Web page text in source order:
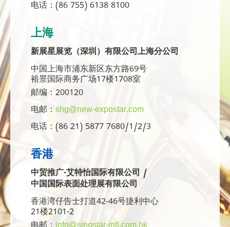
电话：(86 755) 6138 8100
上海
新展星展览（深圳）有限公司上海分公司
中国上海市浦东新区东方路69号
裕景国际商务广场17楼1708室
邮编：200120
电邮： shg@new-expostar.com
电话：(86 21) 5877 7680/1/2/3
香港
中贸推广-艾特怡国际有限公司 /
中国国际表面处理展有限公司
香港湾仔告士打道42-46号捷利中心
21楼2101-2